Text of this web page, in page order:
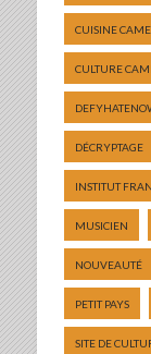
CUISINE
CULTURE
DÉCRYPTAGE
INSTITUT
MUSICIEN
NOUVEAUTÉ
PETIT PAYS
SITE DE